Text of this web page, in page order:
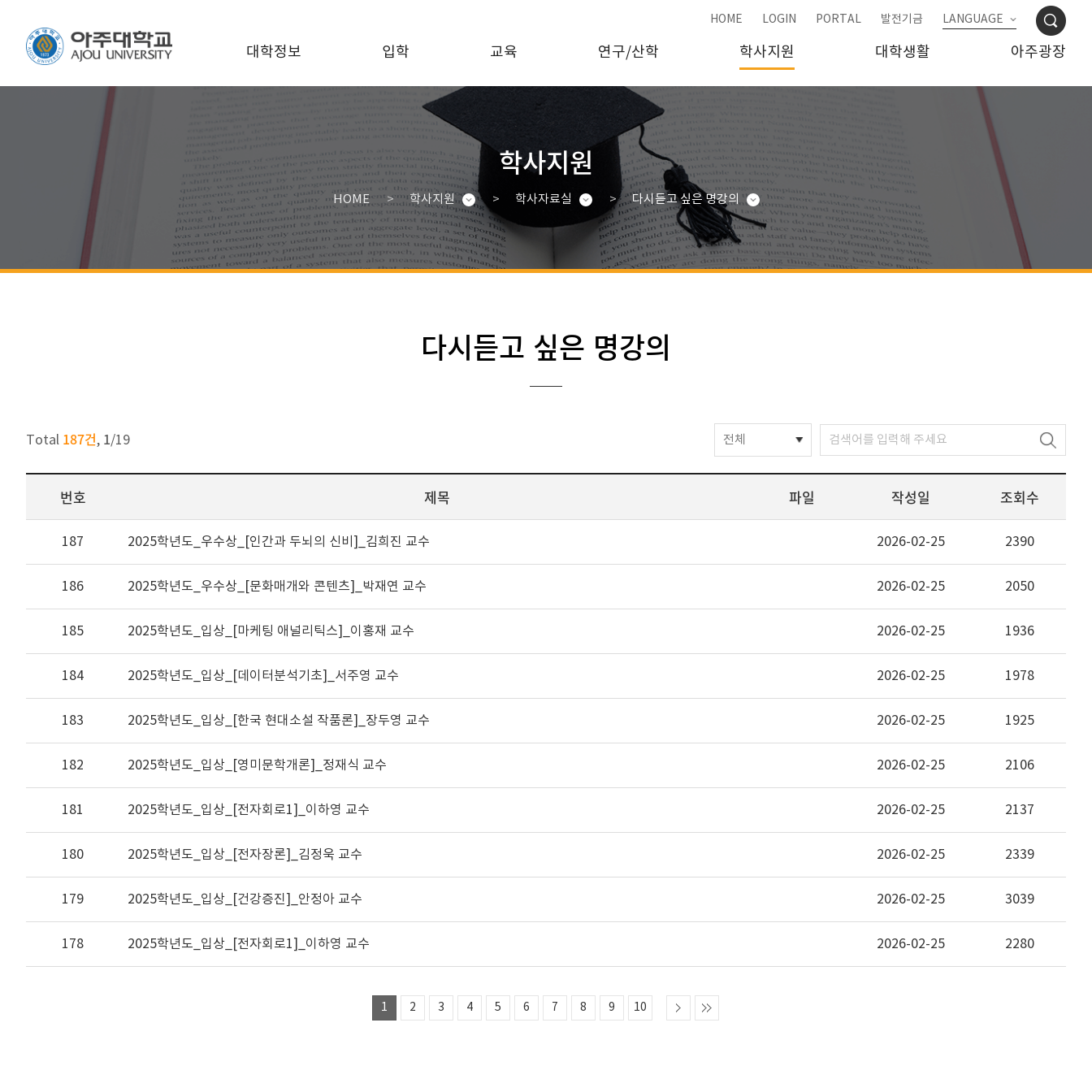
HOME LOGIN PORTAL 발전기금 LANGUAGE
대학정보 입학 교육 연구/산학 학사지원 대학생활 아주광장
학사지원
HOME 학사지원 학사자료실 다시듣고 싶은 명강의
다시듣고 싶은 명강의
Total 187건, 1/19 전체
번호 제목 파일 작성일 조회수
187 2025학년도_우수상_[인간과 두뇌의 신비]_김희진 교수 2026-02-25 2390
186 2025학년도_우수상_[문화매개와 콘텐츠]_박재연 교수 2026-02-25 2050
185 2025학년도_입상_[마케팅 애널리틱스]_이홍재 교수 2026-02-25 1936
184 2025학년도_입상_[데이터분석기초]_서주영 교수 2026-02-25 1978
183 2025학년도_입상_[한국 현대소설 작품론]_장두영 교수 2026-02-25 1925
182 2025학년도_입상_[영미문학개론]_정재식 교수 2026-02-25 2106
181 2025학년도_입상_[전자회로1]_이하영 교수 2026-02-25 2137
180 2025학년도_입상_[전자장론]_김정욱 교수 2026-02-25 2339
179 2025학년도_입상_[건강증진]_안정아 교수 2026-02-25 3039
178 2025학년도_입상_[전자회로1]_이하영 교수 2026-02-25 2280
1 2 3 4 5 6 7 8 9 10